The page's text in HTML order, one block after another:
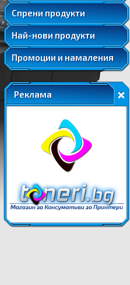
Спрени продукти
Удължени и допълнителни
Най-нови продукти
Промоции и намаления
Реклама